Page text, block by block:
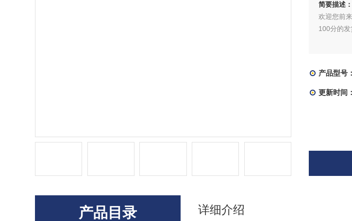
简要描述：
欢迎您前
100分的发
产品型号：
更新时间：
产品目录 详细介绍